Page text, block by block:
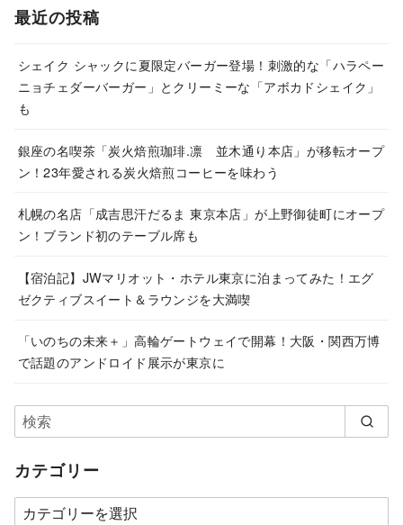
カ
ブ
最近の投稿
シェイク シャックに夏限定バーガー登場！刺激的な「ハラペー
ニョチェダーバーガー」とクリーミーな「アボカドシェイク」
も
銀座の名喫茶「炭火焙煎珈琲.凛 並木通り本店」が移転オープ
ン！23年愛される炭火焙煎コーヒーを味わう
札幌の名店「成吉思汗だるま 東京本店」が上野御徒町にオープ
ン！ブランド初のテーブル席も
【宿泊記】JWマリオット・ホテル東京に泊まってみた！エグ
ゼクティブスイート＆ラウンジを大満喫
「いのちの未来＋」高輪ゲートウェイで開幕！大阪・関西万博
で話題のアンドロイド展示が東京に
カテゴリー
カ